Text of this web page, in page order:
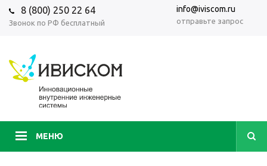
8 (800) 250 22 64
Звонок по РФ бесплатный
info@iviscom.ru
отправьте запрос
МЕНЮ